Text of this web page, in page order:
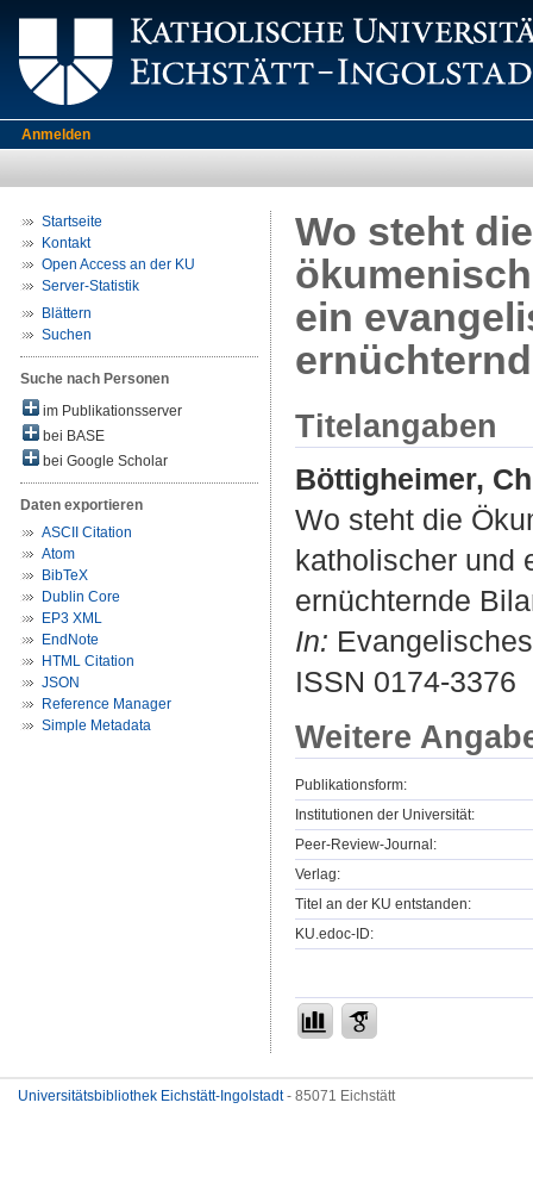
Anmelden
Startseite
Kontakt
Open Access an der KU
Server-Statistik
Blättern
Suchen
Suche nach Personen
im Publikationsserver
bei BASE
bei Google Scholar
Daten exportieren
ASCII Citation
Atom
BibTeX
Dublin Core
EP3 XML
EndNote
HTML Citation
JSON
Reference Manager
Simple Metadata
Wo steht
ein
Titelangaben
Böttigheimer,
Wo steht die
katholischer und
ernüchternde
In:
ISSN 0174-3376
Weitere
Publikationsform:
Institutionen der Universität:
Peer-Review-Journal:
Verlag:
Titel an der KU entstanden:
KU.edoc-ID:
Universitätsbibliothek Eichstätt-Ingolstadt- 85071 Eichstätt